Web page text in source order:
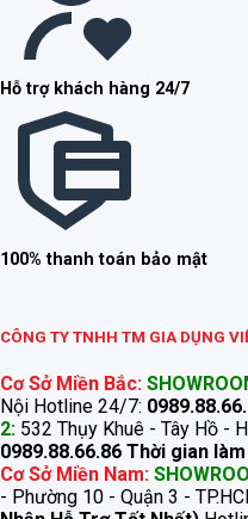
Hỗ trợ khách hàng 24/7
100% thanh toán bảo mật
CÔNG TY TNHH TM GIA DỤNG
Cơ Sở Miền Bắc:
Nội Hotline 24/7:
2: 532 Thụy Khuê - Tây Hồ -
0989.88.66.86 Thời gian
Cơ Sở Miền Nam:
- Phường 10 - Quận 3 -